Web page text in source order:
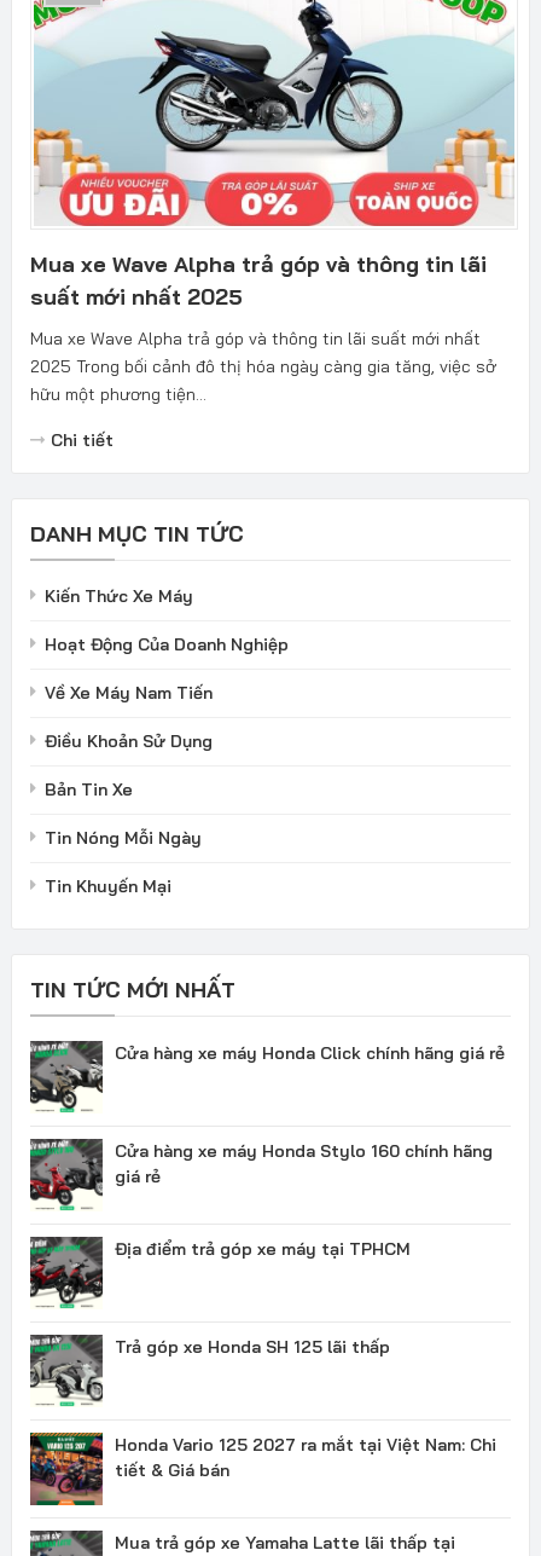
Mua xe Wave Alpha trả góp và thông tin lãi
suất mới nhất 2025
Mua xe Wave Alpha trả góp và thông tin lãi suất mới nhất
2025 Trong bối cảnh đô thị hóa ngày càng gia tăng, việc sở
hữu một phương tiện...
Chi tiết
DANH MỤC TIN TỨC
Kiến Thức Xe Máy
Hoạt Động Của Doanh Nghiệp
Về Xe Máy Nam Tiến
Điều Khoản Sử Dụng
Bản Tin Xe
Tin Nóng Mỗi Ngày
Tin Khuyến Mại
TIN TỨC MỚI NHẤT
Cửa hàng xe máy Honda Click chính hãng giá rẻ
Cửa hàng xe máy Honda Stylo 160 chính hãng
giá rẻ
Địa điểm trả góp xe máy tại TPHCM
Trả góp xe Honda SH 125 lãi thấp
Honda Vario 125 2027 ra mắt tại Việt Nam: Chi
tiết & Giá bán
Mua trả góp xe Yamaha Latte lãi thấp tại